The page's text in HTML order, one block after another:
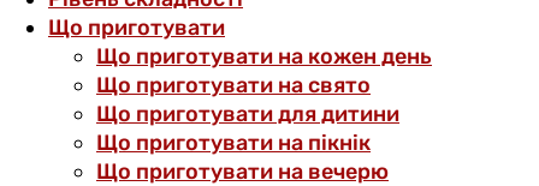
Що приготувати
Що приготувати на кожен день
Що приготувати на свято
Що приготувати для дитини
Що приготувати на пікнік
Що приготувати на вечерю